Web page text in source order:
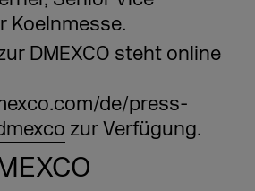
Koelnmesse.
DMEXCO steht online
de/press-
zur Verfügung.